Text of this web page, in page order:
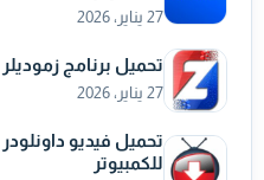
27 يناير، 2026
تحميل برنامج زموديلر ZModeler للكمبيوتر مجانا
27 يناير، 2026
للكمبيوتر